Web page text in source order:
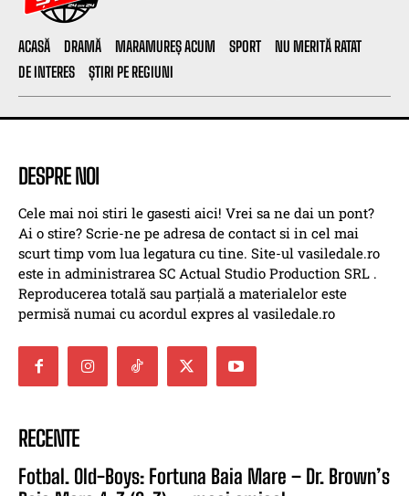
ACASĂ DRAMĂ MARAMUREȘ ACUM SPORT
NU MERITĂ RATAT
DE INTERES
ȘTIRI PE REGIUNI
DESPRE NOI
Cele mai noi stiri le gasesti aici! Vrei sa ne dai un pont?
Ai o stire? Scrie-ne pe adresa de contact si in cel mai
scurt timp vom lua legatura cu tine. Site-ul vasiledale.ro
este in administrarea SC Actual Studio Production SRL .
Reproducerea totală sau parțială a materialelor este
permisă numai cu acordul expres al vasiledale.ro
RECENTE
Fotbal. Old-Boys: Fortuna Baia Mare – Dr. Brown’s